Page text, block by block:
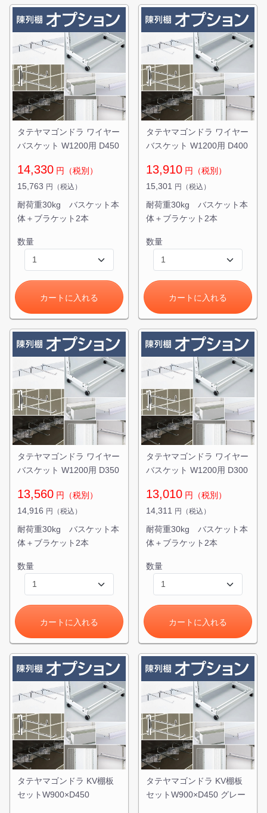
タテヤマゴンドラ ワイヤー
バスケット W1200用 D450
14,330 円（税別）
15,763 円（税込）
耐荷重30kg バスケット本
体＋ブラケット2本
数量
カートに入れる
タテヤマゴンドラ ワイヤー
バスケット W1200用 D400
13,910 円（税別）
15,301 円（税込）
耐荷重30kg バスケット本
体＋ブラケット2本
数量
カートに入れる
タテヤマゴンドラ ワイヤー
バスケット W1200用 D350
13,560 円（税別）
14,916 円（税込）
耐荷重30kg バスケット本
体＋ブラケット2本
数量
カートに入れる
タテヤマゴンドラ ワイヤー
バスケット W1200用 D300
13,010 円（税別）
14,311
円（税込）
耐荷重30kg バスケット本
体＋ブラケット2本
数量
カートに入れる
タテヤマゴンドラ KV棚板
セットW900×D450
タテヤマゴンドラ KV棚板
セットW900×D450 グレー